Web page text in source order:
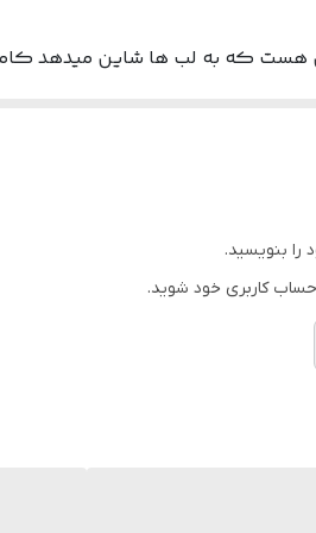
هست که به لب ها شاین میدهد
میکنید که بعد از چند دقیقه لب
دهنده لب شیگلم
را بنویسید.
حساب کاربری خود شوید.